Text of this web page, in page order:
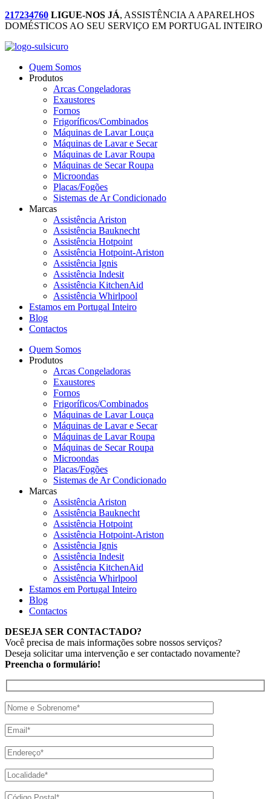
217234760 LIGUE-NOS JÁ, ASSISTÊNCIA A APARELHOS
DOMÉSTICOS AO SEU SERVIÇO EM PORTUGAL INTEIRO
Quem Somos
Produtos
Arcas Congeladoras
Exaustores
Fornos
Frigoríficos/Combinados
Máquinas de Lavar Louça
Máquinas de Lavar e Secar
Máquinas de Lavar Roupa
Máquinas de Secar Roupa
Microondas
Placas/Fogões
Sistemas de Ar Condicionado
Marcas
Assistência Ariston
Assistência Bauknecht
Assistência Hotpoint
Assistência Hotpoint-Ariston
Assistência Ignis
Assistência Indesit
Assistência KitchenAid
Assistência Whirlpool
Estamos em Portugal Inteiro
Blog
Contactos
Quem Somos
Produtos
Arcas Congeladoras
Exaustores
Fornos
Frigoríficos/Combinados
Máquinas de Lavar Louça
Máquinas de Lavar e Secar
Máquinas de Lavar Roupa
Máquinas de Secar Roupa
Microondas
Placas/Fogões
Sistemas de Ar Condicionado
Marcas
Assistência Ariston
Assistência Bauknecht
Assistência Hotpoint
Assistência Hotpoint-Ariston
Assistência Ignis
Assistência Indesit
Assistência KitchenAid
Assistência Whirlpool
Estamos em Portugal Inteiro
Blog
Contactos
DESEJA SER CONTACTADO?
Você precisa de mais informações sobre nossos serviços?
Deseja solicitar uma intervenção e ser contactado novamente?
Preencha o formulário!